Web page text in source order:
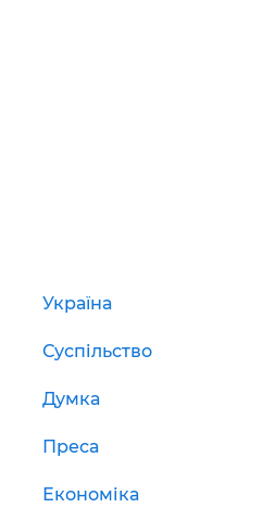
Україна
Суспільство
Думка
Преса
Економіка